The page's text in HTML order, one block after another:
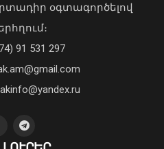
օգտագործելով
91 531 297